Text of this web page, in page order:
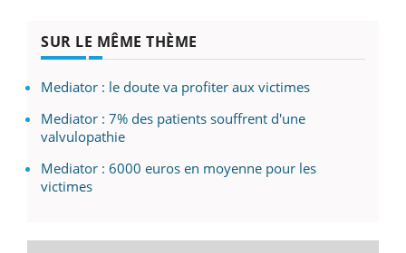
SUR LE MÊME THÈME
Mediator : le doute va profiter aux victimes
Mediator : 7% des patients souffrent d'une
valvulopathie
Mediator : 6000 euros en moyenne pour les
victimes